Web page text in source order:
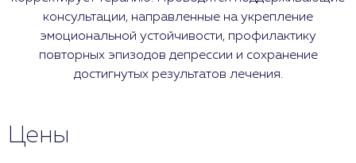
консультации, направленные на укрепление
эмоциональной устойчивости, профилактику
повторных эпизодов депрессии и сохранение
достигнутых результатов лечения.
Цены